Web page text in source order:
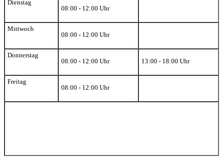
Dienstag
08:00 - 12:00 Uhr
Mittwoch
08:00 - 12:00 Uhr
Donnerstag
08:00 - 12:00 Uhr
13:00 - 18:00 Uhr
Freitag
08:00 - 12:00 Uhr